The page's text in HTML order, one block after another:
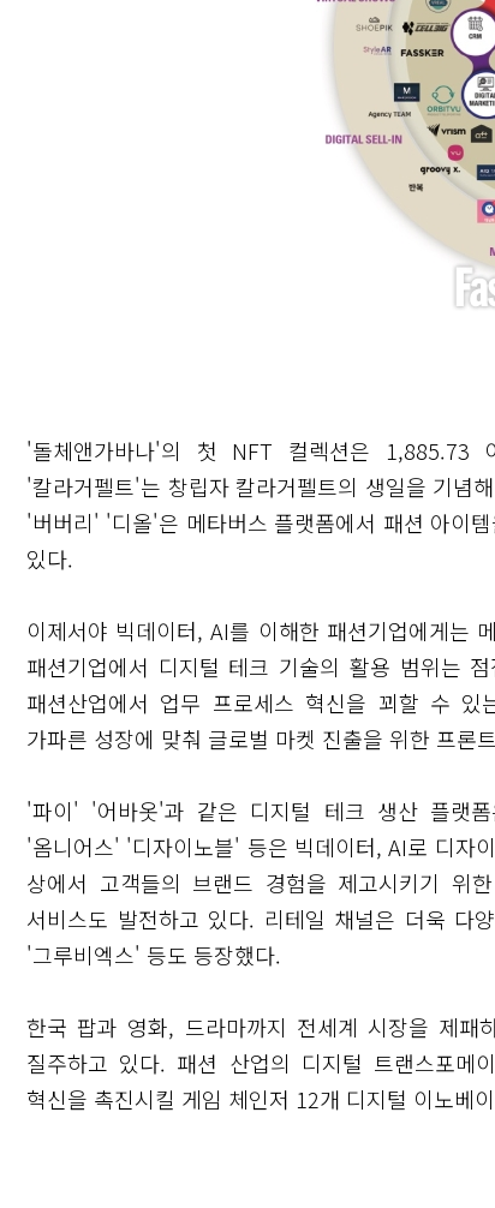
'돌체앤가바나'의 첫 NFT 컬렉션은 1,885.73
'칼라거펠트'는 창립자 칼라거펠트의 생일을 기념
'버버리' '디올'은 메타버스 플랫폼에서 패션 아이
있다.
이제서야 빅데이터, AI를 이해한 패션기업에게는
패션기업에서 디지털 테크 기술의 활용 범위는
패션산업에서 업무 프로세스 혁신을 꾀할 수 있
가파른 성장에 맞춰 글로벌 마켓 진출을 위한 프론
'파이' '어바옷'과 같은 디지털 테크 생산 플랫
'옴니어스' '디자이노블' 등은 빅데이터, AI로 디자
상에서 고객들의 브랜드 경험을 제고시키기
서비스도 발전하고 있다. 리테일 채널은 더욱 다
'그루비엑스' 등도 등장했다.
한국 팝과 영화, 드라마까지 전세계 시장을 제
질주하고 있다. 패션 산업의 디지털 트랜스포
혁신을 촉진시킬 게임 체인저 12개 디지털 이노베
닫기